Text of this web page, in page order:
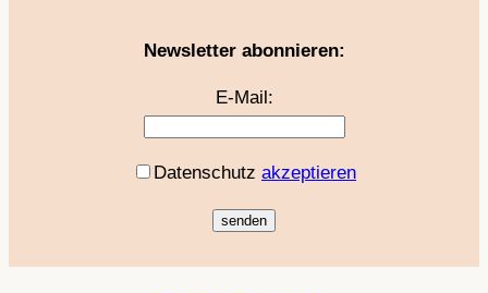
Newsletter abonnieren:
E-Mail:
Datenschutz akzeptieren